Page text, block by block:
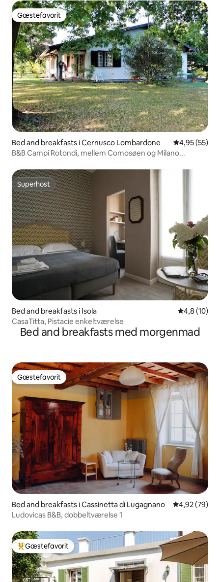
Gæstefavorit
Gæstefavorit
Bed and breakfasts i Cernusco Lombardone 4,95 ud af 5 i
4,95 (55)
B&B Campi Rotondi, mellem Comosøen og Milano...
Superhost
Superhost
Bed and breakfasts i Isola 4,8 ud af 5 i
4,8 (10)
CasaTitta, Pistacie enkeltværelse
Bed and breakfasts med morgenmad
Gæstefavorit
Gæstefavorit
Bed and breakfasts i Cassinetta di Lugagnano 4,92 ud af 5 i
4,92 (79)
Ludovicas B&B, dobbeltværelse 1
Bedste gæstefavorit
Gæstefavorit